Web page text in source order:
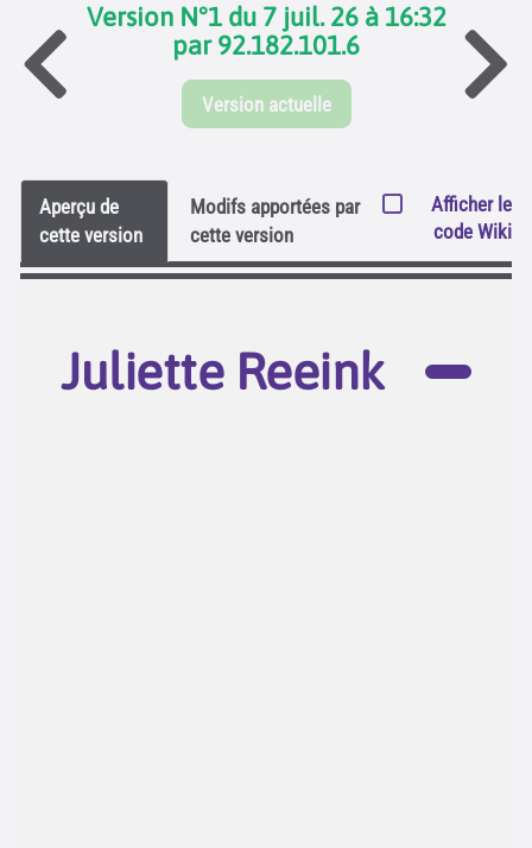
Version N°1 du 7 juil. 26 à 16:32
par 92.182.101.6
Version actuelle
Aperçu de
cette version
Modifs apportées par
cette version
Afficher le
code Wiki
Juliette Reeink